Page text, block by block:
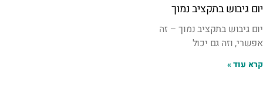
יום גיבוש בתקציב נמוך
יום גיבוש בתקציב נמוך – זה
אפשרי, וזה גם יכול
קרא עוד »